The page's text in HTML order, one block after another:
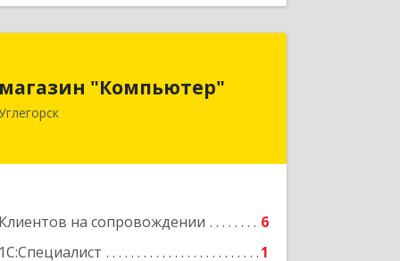
магазин "Компьютер"
Клиентов на сопровождении
6
1С:Специалист
1
694920, Сахалинская обл, Углегорский
р-н, Углегорск г, Победы ул, дом №